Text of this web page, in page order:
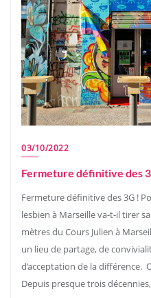
03/10/2022
Fermeture définitive des
Fermeture définitive des 3G !
lesbien à Marseille va-t-il tirer
mètres du Cours Julien à
un lieu de partage, de
d’acceptation de la différence.
Depuis presque trois